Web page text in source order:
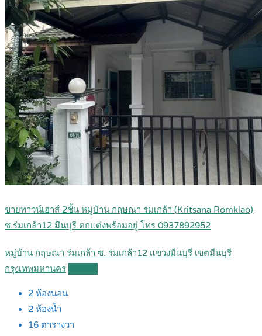
ขายทาวน์เฮาส์ 2ชั้น หมู่บ้าน กฤษณา ร่มเกล้า (Kritsana Romklao)
ซ.ร่มเกล้า12 มีนบุรี ตกแต่งพร้อมอยู่ โทร 0937892952
หมู่บ้าน กฤษณา ร่มเกล้า ซ. ร่มเกล้า12 แขวงมีนบุรี เขตมีนบุรี
กรุงเทพมหานคร
2 ห้องนอน
2 ห้องน้ำ
16 ตารางวา